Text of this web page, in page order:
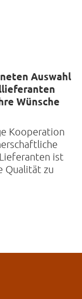
Auswahl
Wünsche
Kooperation
ist
Qualität zu